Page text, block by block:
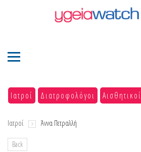
Ιατροί Διατροφολόγοι Αισθητικοί
Ιατροί Άννα Πετραλλή
Back